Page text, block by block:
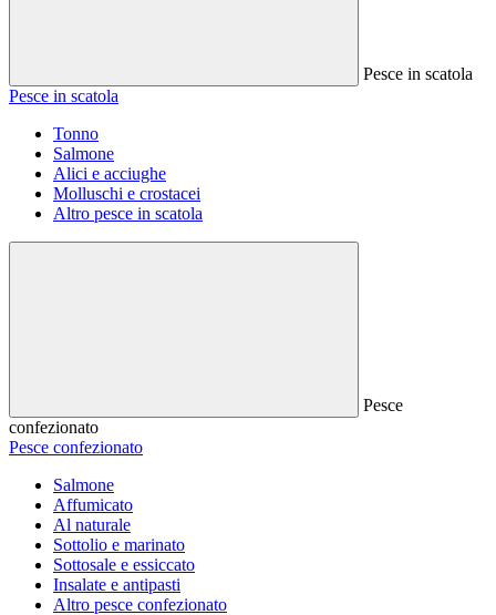
Pesce in scatola
Pesce in scatola
Tonno
Salmone
Alici e acciughe
Molluschi e crostacei
Altro pesce in scatola
Pesce
confezionato
Pesce confezionato
Salmone
Affumicato
Al naturale
Sottolio e marinato
Sottosale e essiccato
Insalate e antipasti
Altro pesce confezionato